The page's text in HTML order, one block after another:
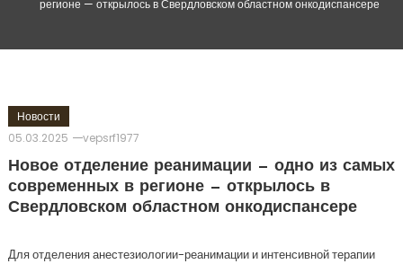
регионе — открылось в Свердловском областном онкодиспансере
Новости
05.03.2025
vepsrf1977
Новое отделение реанимации — одно из самых
современных в регионе — открылось в
Свердловском областном онкодиспансере
Для отделения анестезиологии-реанимации и интенсивной терапии